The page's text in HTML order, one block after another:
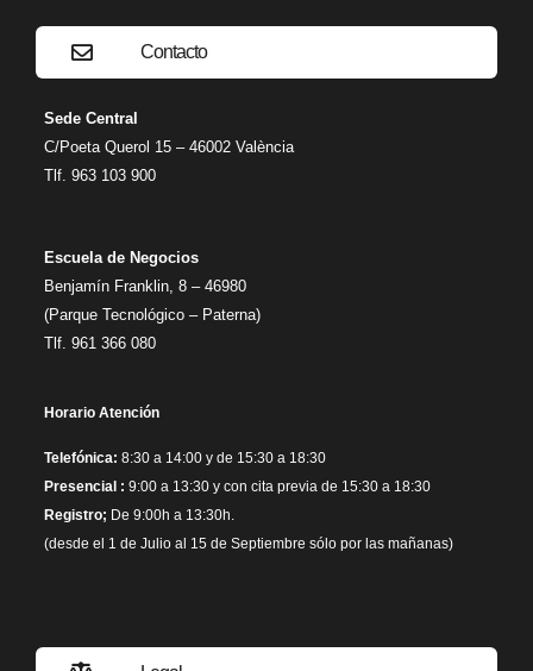
Contacto
Sede Central
C/Poeta Querol 15 – 46002 València
Tlf. 963 103 900
Escuela de Negocios
Benjamín Franklin, 8 – 46980
(Parque Tecnológico – Paterna)
Tlf. 961 366 080
Horario Atención
Telefónica: 8:30 a 14:00 y de 15:30 a 18:30
Presencial : 9:00 a 13:30 y con cita previa de 15:30 a 18:30
Registro; De 9:00h a 13:30h.
(desde el 1 de Julio al 15 de Septiembre sólo por las mañanas)